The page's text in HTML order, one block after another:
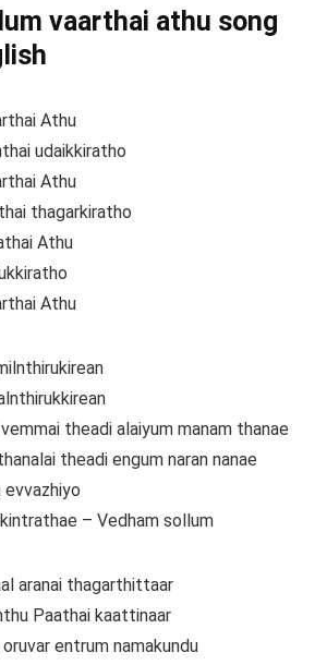
vaarthai athu song
Athu
udaikkiratho
Athu
thagarkiratho
Athu
Athu
theadi alaiyum manam thanae
theadi engum naran nanae
evvazhiyo
– Vedham sollum
aranai thagarthittaar
Paathai kaattinaar
entrum namakundu